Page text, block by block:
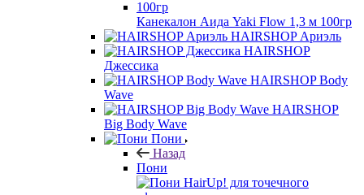
Канекалон Аида Yaki Flow 1,3 м 100гр
HAIRSHOP Ариэль
HAIRSHOP
Джессика
HAIRSHOP Body
Wave
HAIRSHOP
Big Body Wave
Пони
Назад
Пони